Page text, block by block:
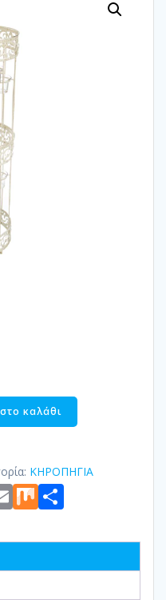
καλάθι
ΚΗΡΟΠΗΓΙΑ
Email
Mix